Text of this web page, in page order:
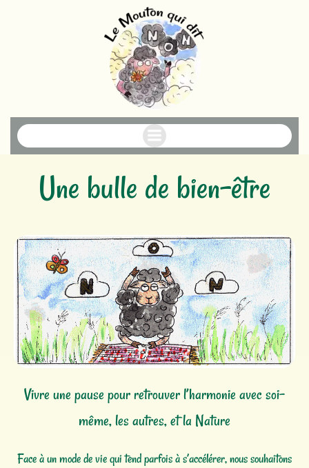
Aller
au
contenu
Une bulle de bien-être
Vivre une pause pour retrouver l’harmonie avec soi-
même, les autres, et la Nature
Face à un mode de vie qui tend parfois à s’accélérer, nous souhaitons